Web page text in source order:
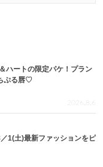
ハートの限定パケ！プラン
ぷる唇♡
2026.8.6
1(土)最新ファッションをピ